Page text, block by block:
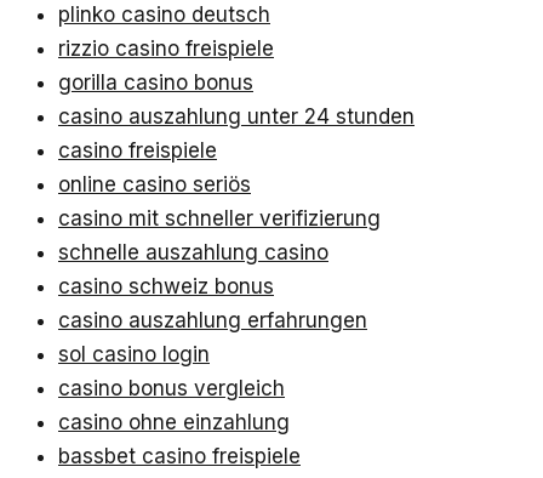
plinko casino deutsch
rizzio casino freispiele
gorilla casino bonus
casino auszahlung unter 24 stunden
casino freispiele
online casino seriös
casino mit schneller verifizierung
schnelle auszahlung casino
casino schweiz bonus
casino auszahlung erfahrungen
sol casino login
casino bonus vergleich
casino ohne einzahlung
bassbet casino freispiele